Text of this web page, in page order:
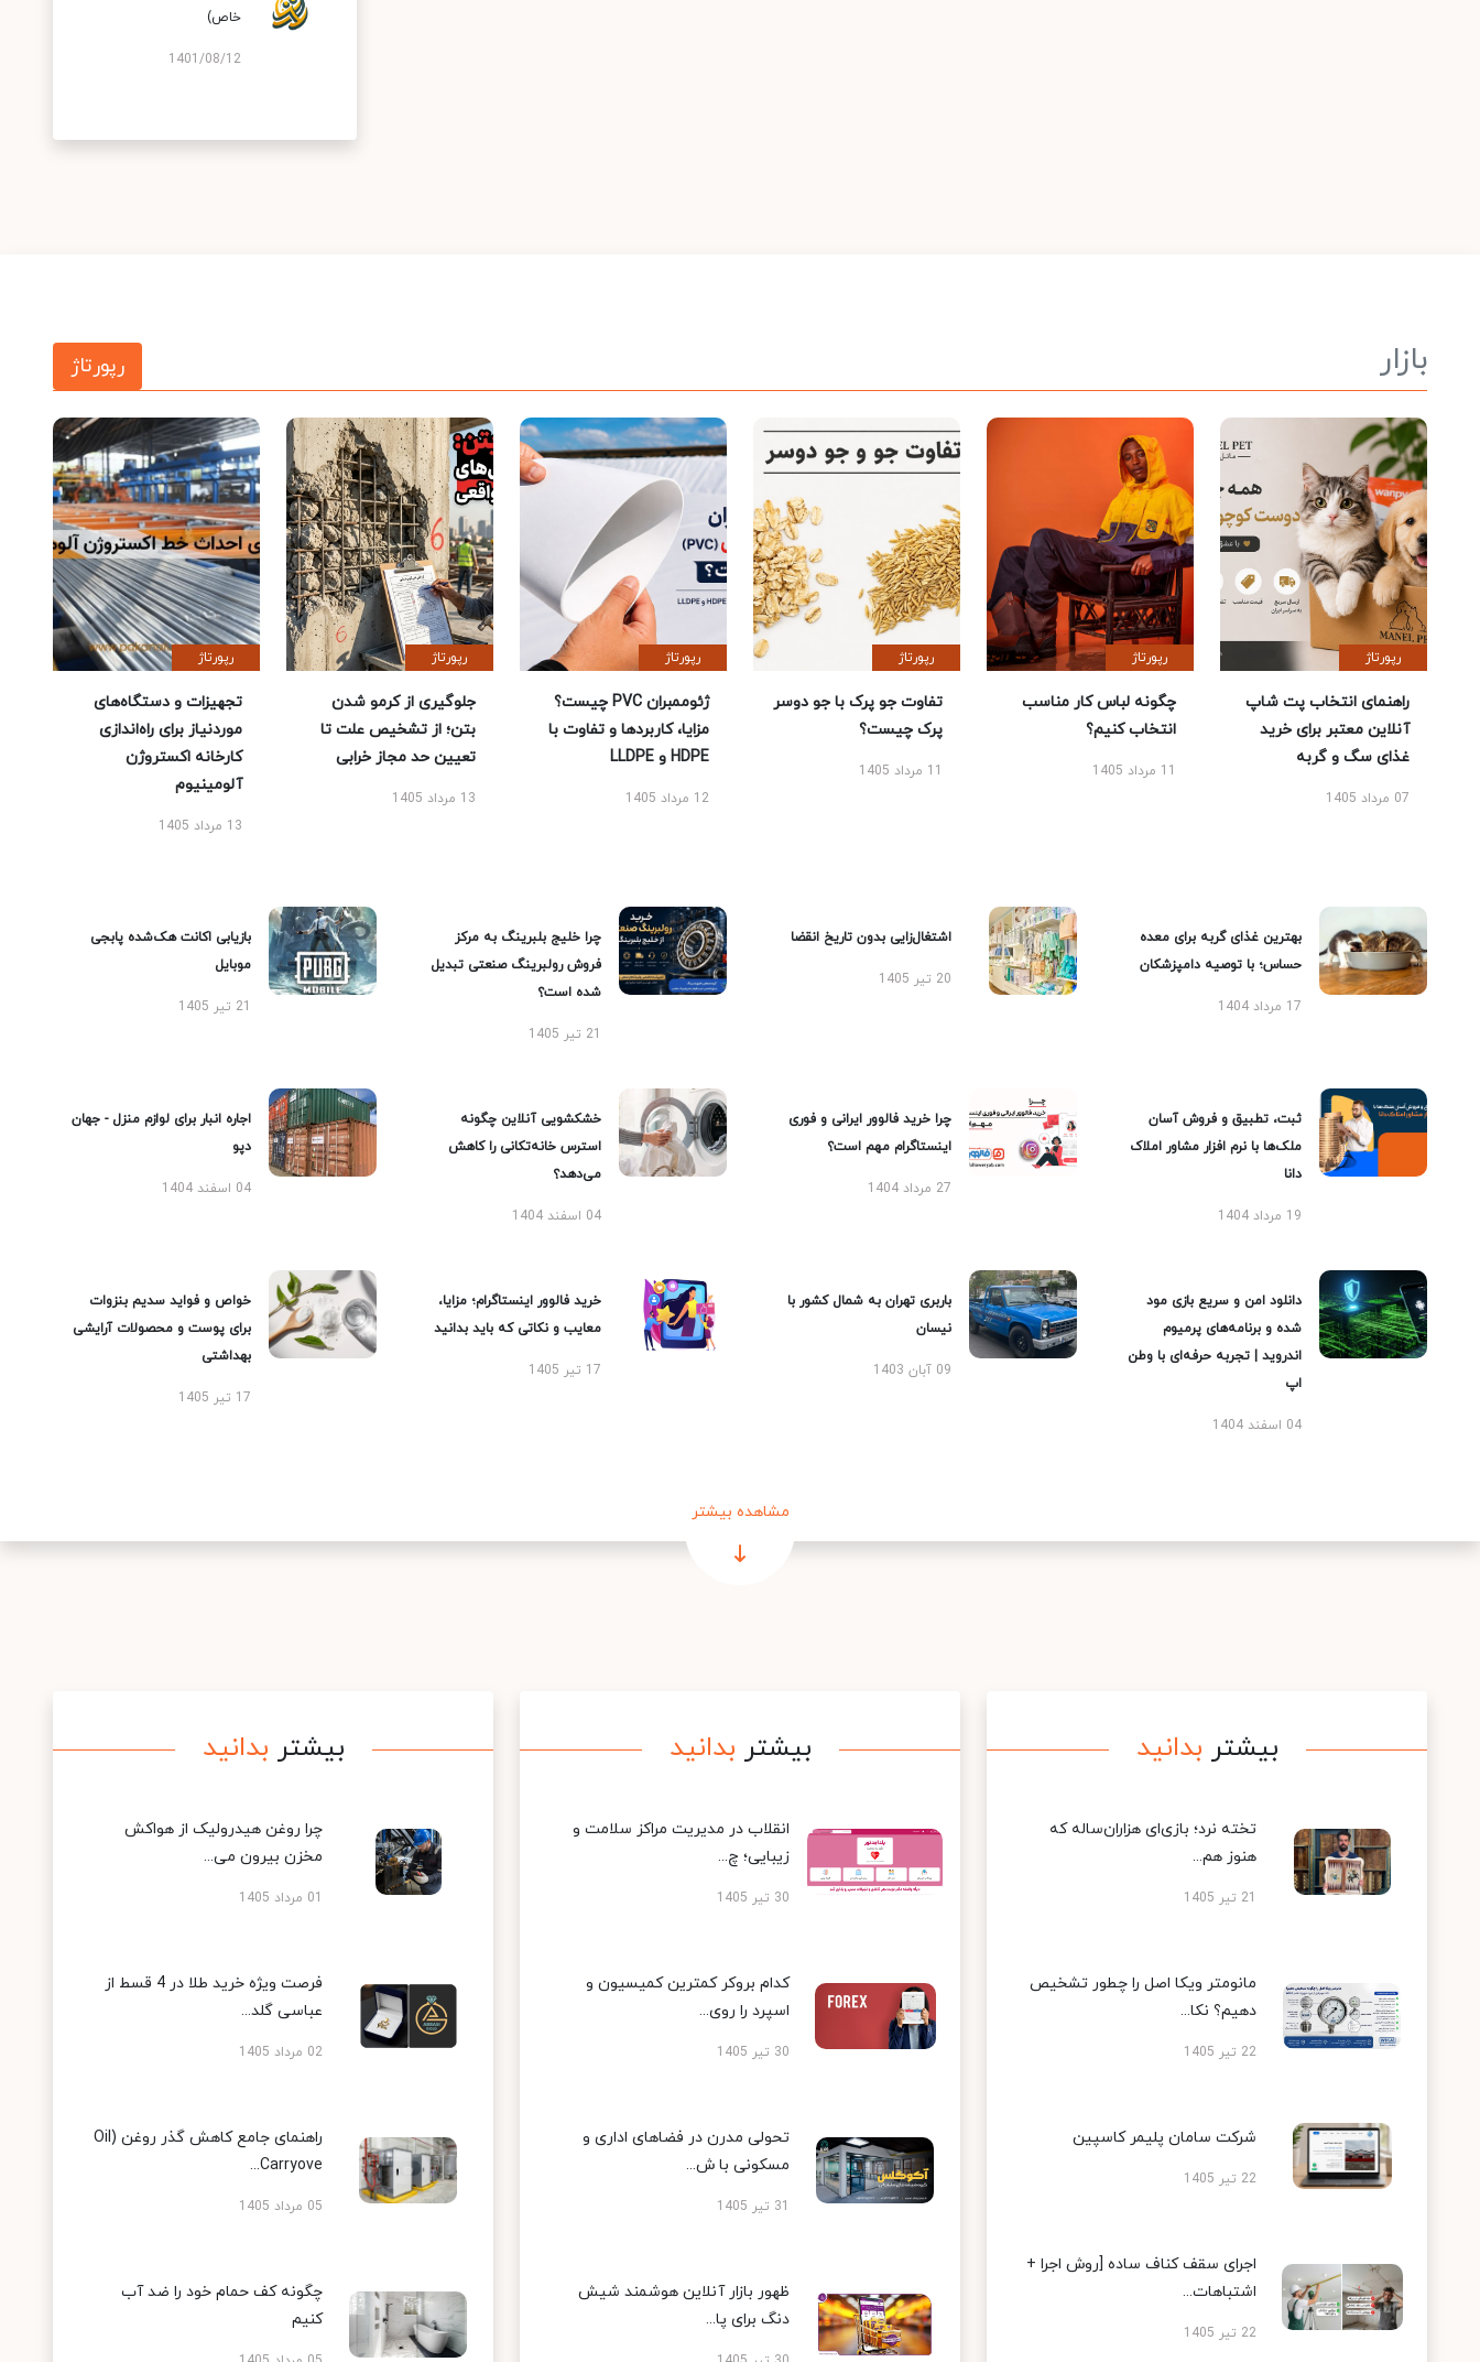
خاص)
1401/08/12
بازار رپورتاژ
رپورتاژ
راهنمای انتخاب پت شاپ
آنلاین معتبر برای خرید
غذای سگ و گربه
07 مرداد 1405
رپورتاژ
چگونه لباس کار مناسب
انتخاب کنیم؟
11 مرداد 1405
رپورتاژ
تفاوت جو پرک با جو دوسر
پرک چیست؟
11 مرداد 1405
رپورتاژ
ژئوممبران PVC چیست؟
مزایا، کاربردها و تفاوت با
HDPE و LLDPE
12 مرداد 1405
رپورتاژ
جلوگیری از کرمو شدن
بتن؛ از تشخیص علت تا
تعیین حد مجاز خرابی
13 مرداد 1405
رپورتاژ
تجهیزات و دستگاه‌های
موردنیاز برای راه‌اندازی
کارخانه اکستروژن
آلومینیوم
13 مرداد 1405
بهترین غذای گربه برای معده
حساس؛ با توصیه دامپزشکان
17 مرداد 1404
اشتغال‌زایی بدون تاریخ انقضا
20 تیر 1405
چرا خلیج بلبرینگ به مرکز
فروش رولبرینگ صنعتی تبدیل
شده است؟
21 تیر 1405
بازیابی اکانت هک‌شده پابجی
موبایل
21 تیر 1405
ثبت، تطبیق و فروش آسان
ملک‌ها با نرم افزار مشاور املاک
دانا
19 مرداد 1404
چرا خرید فالوور ایرانی و فوری
اینستاگرام مهم است؟
27 مرداد 1404
خشکشویی آنلاین چگونه
استرس خانه‌تکانی را کاهش
می‌دهد؟
04 اسفند 1404
اجاره انبار برای لوازم منزل - جهان
دپو
04 اسفند 1404
دانلود امن و سریع بازی مود
شده و برنامه‌های پرمیوم
اندروید | تجربه حرفه‌ای با وطن
اپ
04 اسفند 1404
باربری تهران به شمال کشور با
نیسان
09 آبان 1403
خرید فالوور اینستاگرام؛ مزایا،
معایب و نکاتی که باید بدانید
17 تیر 1405
خواص و فواید سدیم بنزوات
برای پوست و محصولات آرایشی
بهداشتی
17 تیر 1405
مشاهده بیشتر
بیشتر بدانید
تخته نرد؛ بازی‌ای هزاران‌ساله که
هنوز هم...
21 تیر 1405
مانومتر ویکا اصل را چطور تشخیص
دهیم؟ نکا...
22 تیر 1405
شرکت سامان پلیمر کاسپین
22 تیر 1405
اجرای سقف کناف ساده [روش اجرا +
اشتباهات...
22 تیر 1405
بیشتر بدانید
انقلاب در مدیریت مراکز سلامت و
زیبایی؛ چ...
30 تیر 1405
کدام بروکر کمترین کمیسیون و
اسپرد را روی...
30 تیر 1405
تحولی مدرن در فضاهای اداری و
مسکونی با ش...
31 تیر 1405
ظهور بازار آنلاین هوشمند شیش
دنگ برای پا...
بیشتر بدانید
چرا روغن هیدرولیک از هواکش
مخزن بیرون می...
01 مرداد 1405
فرصت ویژه خرید طلا در 4 قسط از
عباسی گلد...
02 مرداد 1405
راهنمای جامع کاهش گذر روغن (Oil
Carryove...
05 مرداد 1405
چگونه کف حمام خود را ضد آب
کنیم